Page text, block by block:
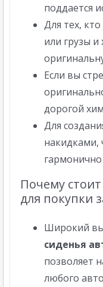
поддается
Для тех,
или грузы и
Если вы
дорогой
Для
накидками,
Почему
для покупки
Широкий
сиденья
позволяет
любого